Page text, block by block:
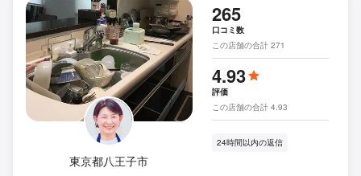
東京都八王子市
265
口コミ数
この店舗の合計 271
4.93
評価
この店舗の合計 4.93
24時間以内の返信